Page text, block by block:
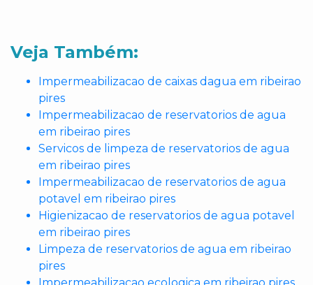
Veja Também:
Impermeabilizacao de caixas dagua em ribeirao
pires
Impermeabilizacao de reservatorios de agua
em ribeirao pires
Servicos de limpeza de reservatorios de agua
em ribeirao pires
Impermeabilizacao de reservatorios de agua
potavel em ribeirao pires
Higienizacao de reservatorios de agua potavel
em ribeirao pires
Limpeza de reservatorios de agua em ribeirao
pires